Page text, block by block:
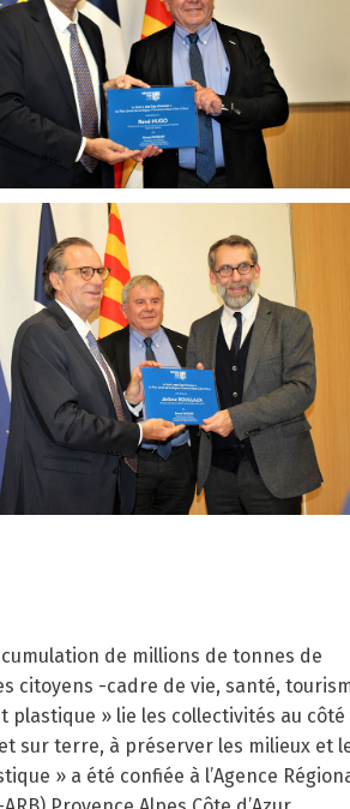
de millions de tonnes de
citoyens -cadre de vie, santé,
plastique » lie les collectivités au côté
sur terre, à préserver les milieux et
» a été confiée à l’Agence